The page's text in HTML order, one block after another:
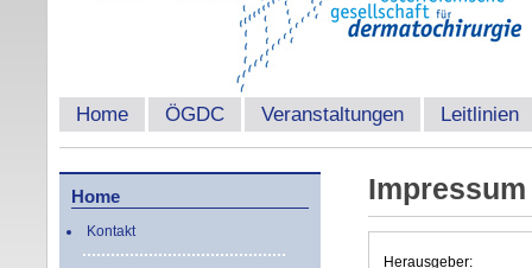
Home ÖGDC Veranstaltungen Leitlinien
Home
Kontakt
Impressum
Herausgeber: